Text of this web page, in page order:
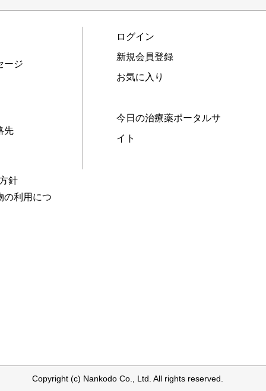
ージ
先
針
の利用につ
ログイン
新規会員登録
お気に入り
今日の治療薬ポータルサ
イト
Copyright (c) Nankodo Co., Ltd. All rights reserved.